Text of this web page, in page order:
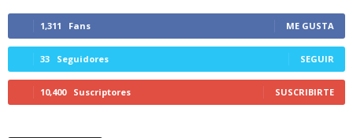
1,311 Fans ME GUSTA
33 Seguidores SEGUIR
10,400 Suscriptores SUSCRIBIRTE